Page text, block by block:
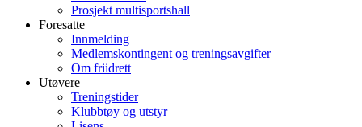
Prosjekt multisportshall
Foresatte
Innmelding
Medlemskontingent og treningsavgifter
Om friidrett
Utøvere
Treningstider
Klubbtøy og utstyr